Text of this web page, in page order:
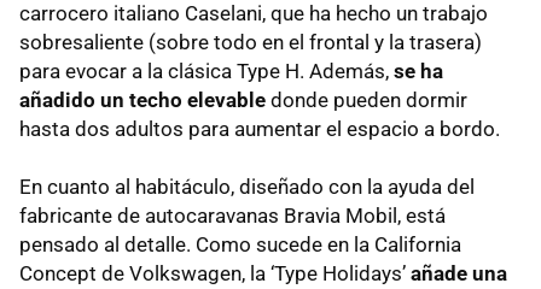
carrocero italiano Caselani, que ha hecho un trabajo
sobresaliente (sobre todo en el frontal y la trasera)
para evocar a la clásica Type H. Además, se ha
añadido un techo elevable donde pueden dormir
hasta dos adultos para aumentar el espacio a bordo.
En cuanto al habitáculo, diseñado con la ayuda del
fabricante de autocaravanas Bravia Mobil, está
pensado al detalle. Como sucede en la California
Concept de Volkswagen, la ‘Type Holidays’ añade una